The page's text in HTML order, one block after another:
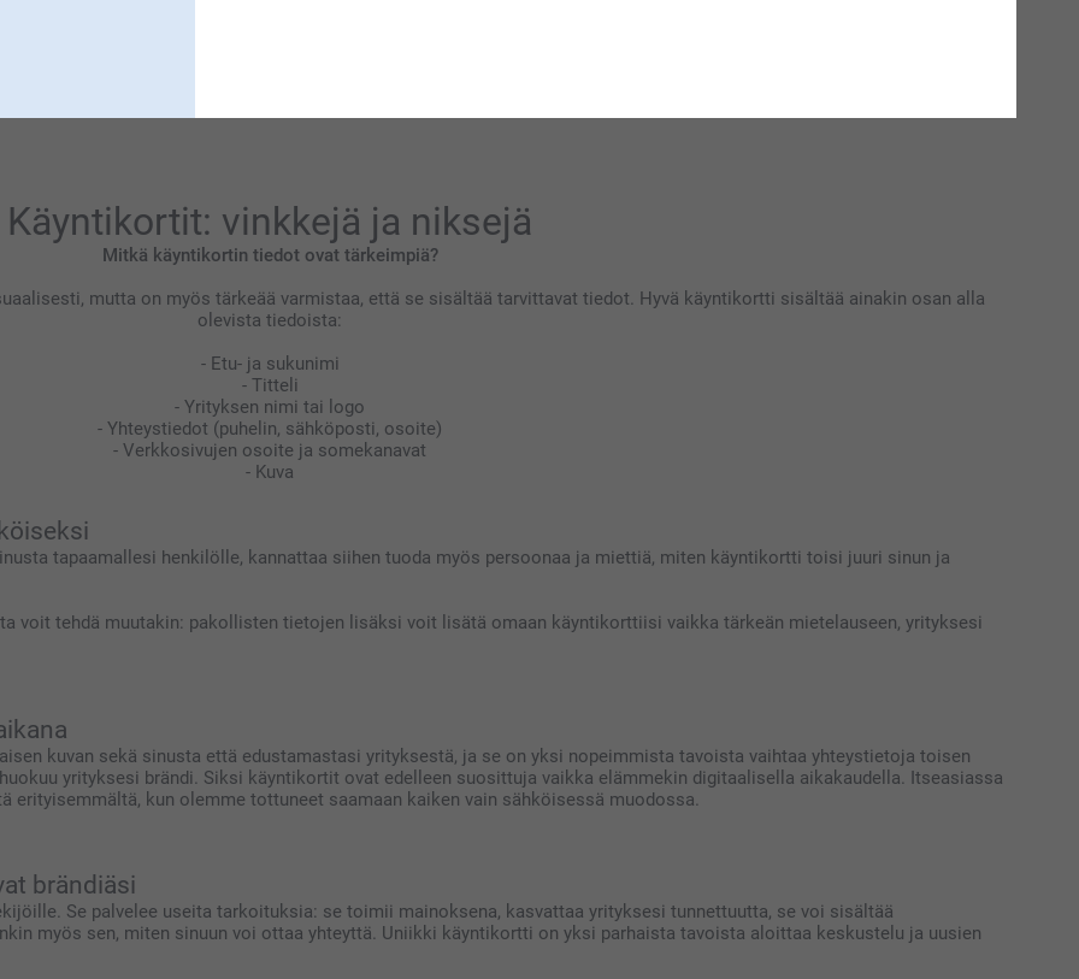
Käyntikortit: vinkkejä ja niksejä
Mitkä käyntikortin tiedot ovat tärkeimpiä?
mutta on myös tärkeää varmistaa, että se sisältää tarvittavat tiedot. Hyvä käyntikortti sisältää ainakin osan alla
olevista tiedoista:
- Etu- ja sukunimi
- Titteli
- Yrityksen nimi tai logo
- Yhteystiedot (puhelin, sähköposti, osoite)
- Verkkosivujen osoite ja somekanavat
- Kuva
tapaamallesi henkilölle, kannattaa siihen tuoda myös persoonaa ja miettiä, miten käyntikortti toisi juuri sinun ja
voit tehdä muutakin: pakollisten tietojen lisäksi voit lisätä omaan käyntikorttiisi vaikka tärkeän mietelauseen, yrityksesi
kuvan sekä sinusta että edustamastasi yrityksestä, ja se on yksi nopeimmista tavoista vaihtaa yhteystietoja toisen
yrityksesi brändi. Siksi käyntikortit ovat edelleen suosittuja vaikka elämmekin digitaalisella aikakaudella. Itseasiassa
erityisemmältä, kun olemme tottuneet saamaan kaiken vain sähköisessä muodossa.
brändiäsi
Se palvelee useita tarkoituksia: se toimii mainoksena, kasvattaa yrityksesi tunnettuutta, se voi sisältää
myös sen, miten sinuun voi ottaa yhteyttä. Uniikki käyntikortti on yksi parhaista tavoista aloittaa keskustelu ja uusien